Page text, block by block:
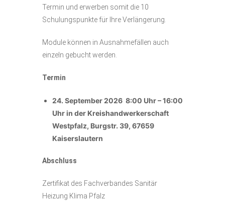
Termin und erwerben somit die 10
Schulungspunkte für Ihre Verlängerung.
Module können in Ausnahmefällen auch
einzeln gebucht werden.
Termin
24. September 2026 8:00 Uhr – 16:00
Uhr in der Kreishandwerkerschaft
Westpfalz, Burgstr. 39, 67659
Kaiserslautern
Abschluss
Zertifikat des Fachverbandes Sanitär
Heizung Klima Pfalz